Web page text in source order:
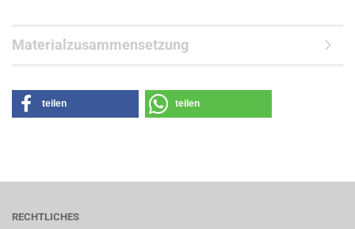
Materialzusammensetzung
teilen teilen
RECHTLICHES